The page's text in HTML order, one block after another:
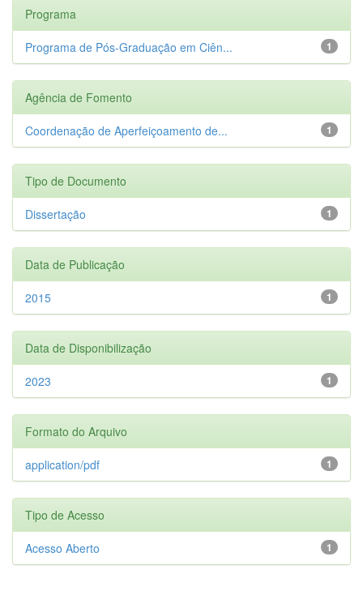
Programa
1
Programa de Pós-Graduação em Ciên...
Agência de Fomento
1
Coordenação de Aperfeiçoamento de...
Tipo de Documento
1
Dissertação
Data de Publicação
1
2015
Data de Disponibilização
1
2023
Formato do Arquivo
1
application/pdf
Tipo de Acesso
1
Acesso Aberto